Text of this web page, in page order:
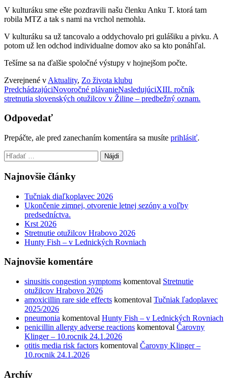
V kulturáku sme ešte pozdravili našu členku Anku T. ktorá tam
robila MTZ a tak s nami na vrchol nemohla.
V kulturáku sa už tancovalo a oddychovalo pri gulášiku a pivku. A
potom už len odchod individualne domov ako sa kto ponáhľal.
Tešíme sa na ďalšie spoločné výstupy v hojnejšom počte.
Zverejnené v Aktuality, Zo života klubu
Post
navigation
PredchádzajúciNovoročné plávanieNasledujúciXIII. ročník
stretnutia slovenských otužilcov v Žiline – predbežný oznam.
Odpovedať
Prepáčte, ale pred zanechaním komentára sa musíte prihlásiť.
Hľadať:
Najnovšie články
Tučniak diaľkoplavec 2026
Ukončenie zimnej, otvorenie letnej sezóny a voľby
predsedníctva.
Krst 2026
Stretnutie otužilcov Hrabovo 2026
Hunty Fish – v Lednických Rovniach
Najnovšie komentáre
sinusitis congestion symptoms komentoval Stretnutie
otužilcov Hrabovo 2026
amoxicillin rare side effects komentoval Tučniak ľadoplavec
2025/2026
pneumonia komentoval Hunty Fish – v Lednických Rovniach
penicillin allergy adverse reactions komentoval Čarovny
Klinger – 10.rocnik 24.1.2026
otitis media risk factors komentoval Čarovny Klinger –
10.rocnik 24.1.2026
Archív